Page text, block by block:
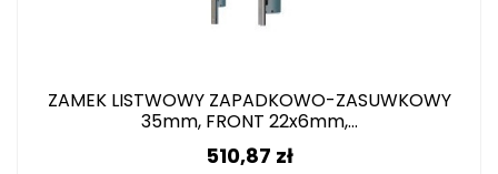
ZAMEK LISTWOWY ZAPADKOWO-ZASUWKOWY
35mm, FRONT 22x6mm,...
Cena
510,87 zł